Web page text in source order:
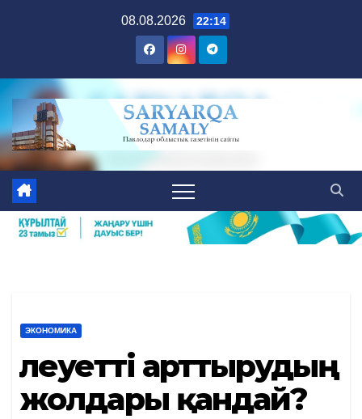
08.08.2026 22:14
ЭКОНОМИКА
Әлеуетті арттырудың
жолдары қандай?